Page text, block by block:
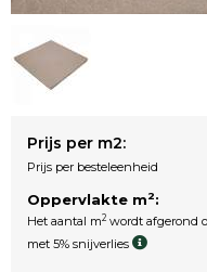
Prijs per m2:
Prijs per besteleenheid
Oppervlakte m2:
Het aantal m2 wordt afgerond
met 5% snijverlies